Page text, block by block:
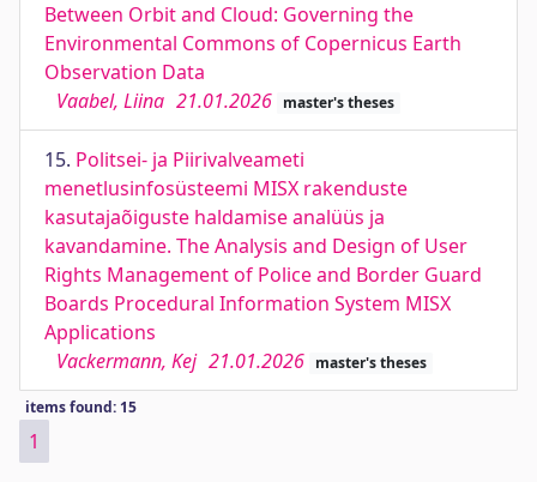
Between Orbit and Cloud: Governing the
Environmental Commons of Copernicus Earth
Observation Data
Vaabel, Liina 21.01.2026 master's theses
15. Politsei- ja Piirivalveameti
menetlusinfosüsteemi MISX rakenduste
kasutajaõiguste haldamise analüüs ja
kavandamine. The Analysis and Design of User
Rights Management of Police and Border Guard
Boards Procedural Information System MISX
Applications
Vackermann, Kej 21.01.2026 master's theses
items found: 15
1